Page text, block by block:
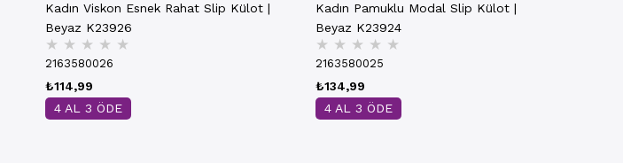
Kadın Viskon Esnek Rahat Slip Külot |
Beyaz K23926
★ ★ ★ ★ ★
2163580026
₺114,99
4 AL 3 ÖDE
Kadın Pamuklu Modal Slip Külot |
Beyaz K23924
★ ★ ★ ★ ★
2163580025
₺134,99
4 AL 3 ÖDE